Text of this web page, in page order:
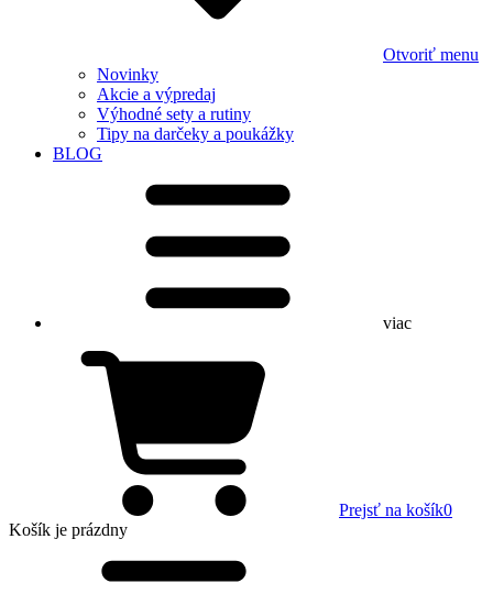
Otvoriť menu
Novinky
Akcie a výpredaj
Výhodné sety a rutiny
Tipy na darčeky a poukážky
BLOG
viac
Prejsť na košík0
Košík je prázdny